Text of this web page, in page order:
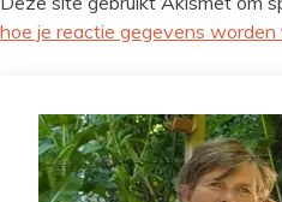
hoe je reactie gegevens